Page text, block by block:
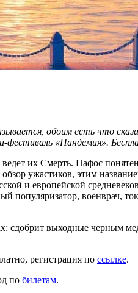
обоим есть что
«Пандемия».
их Смерть. Пафос
ужастиков, этим
и европейской
популяризатор, военврач,
сдобрит выходные черным
регистрация по ссылке.
по билетам.